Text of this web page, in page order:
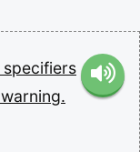
specifiers
warning.